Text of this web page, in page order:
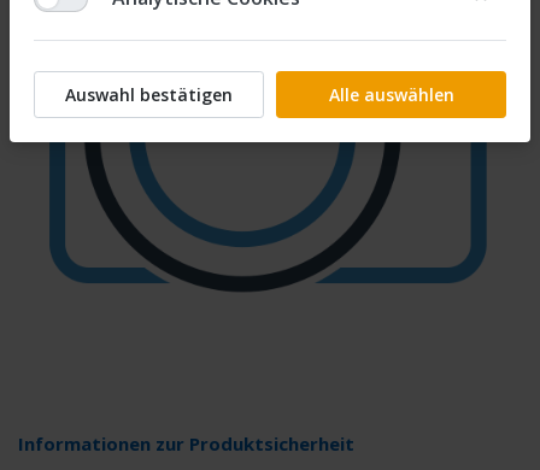
Informationen zur Produktsicherheit
Auswahl bestätigen Alle auswählen